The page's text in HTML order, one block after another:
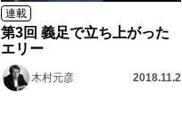
連載
第3回 義足で立ち上がった
エリー
木村元彦 2018.11.2